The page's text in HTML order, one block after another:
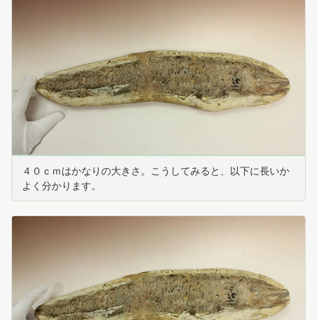
４０ｃｍはかなりの大きさ。こうしてみると、以下に長いか
よく分かります。